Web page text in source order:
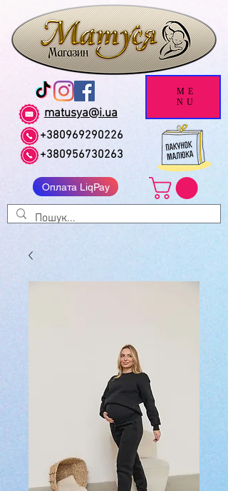
matusya@i.ua
+380969290226
+380956730263
Оплата LiqPay
ME
NU